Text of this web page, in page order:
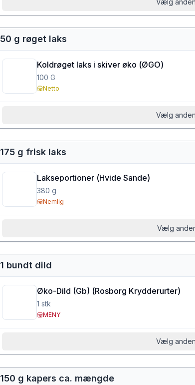
Vælg
50 g røget laks
Koldrøget laks i skiver øko (ØGO)
100 G
Netto
Vælg
175 g frisk laks
Lakseportioner (Hvide Sande)
380 g
Nemlig
Vælg
1 bundt dild
Øko-Dild (Gb) (Rosborg Krydderurter)
1 stk
MENY
Vælg
150 g kapers ca. mængde